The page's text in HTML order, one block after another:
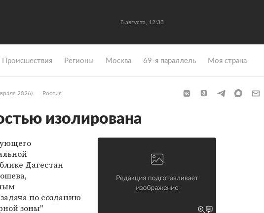
8 августа, 12:33
Происшествия Регионы Москва 69-я параллель Моя страна
2026) Россия
изолирована
Дагестан
по созданию
зоны"